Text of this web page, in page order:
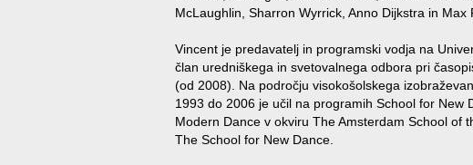
McLaughlin, Sharron Wyrrick, Anno Dijkstra in Max
Vincent je predavatelj in programski vodja na
član uredniškega in svetovalnega odbora pri
(od 2008). Na področju visokošolskega
1993 do 2006 je učil na programih School for New
Modern Dance v okviru The Amsterdam School of
The School for New Dance.